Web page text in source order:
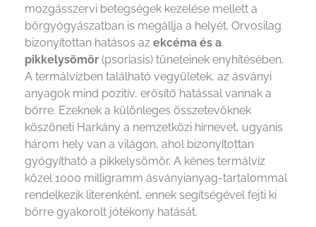
mozgásszervi betegségek kezelése mellett a
bőrgyógyászatban is megállja a helyét. Orvosilag
bizonyítottan hatásos az ekcéma és a
pikkelysömör (psoriasis) tüneteinek enyhítésében.
A termálvízben található vegyületek, az ásványi
anyagok mind pozitív, erősítő hatással vannak a
bőrre. Ezeknek a különleges összetevőknek
köszöneti Harkány a nemzetközi hírnevet, ugyanis
három hely van a világon, ahol bizonyítottan
gyógyítható a pikkelysömör. A kénes termálvíz
közel 1000 milligramm ásványianyag-tartalommal
rendelkezik literenként, ennek segítségével fejti ki
bőrre gyakorolt jótékony hatását.